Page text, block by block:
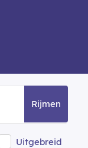
Rijmen
Uitgebreid